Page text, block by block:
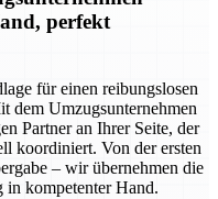
perfekt
für einen reibungslosen
dem Umzugsunternehmen
Partner an Ihrer Seite, der
koordiniert. Von der ersten
– wir übernehmen die
in kompetenter Hand.